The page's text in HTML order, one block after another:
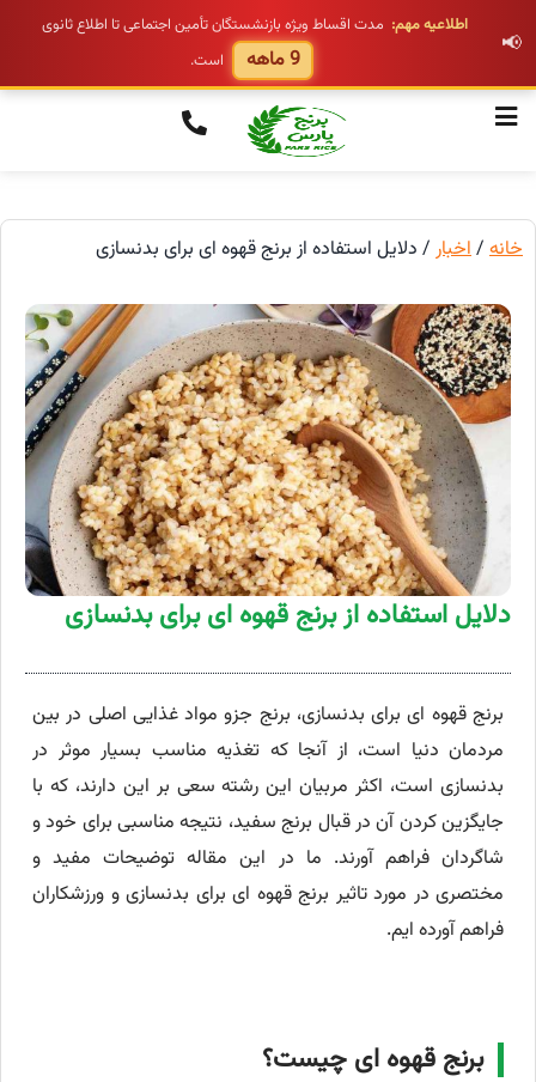
📢
اطلاعیه مهم: مدت اقساط ویژه بازنشستگان تأمین اجتماعی تا اطلاع ثانوی
9 ماهه است.
خانه /اخبار / دلایل استفاده از برنج قهوه ای برای بدنسازی
دلایل استفاده از برنج قهوه ای برای بدنسازی
برنج قهوه ای برای بدنسازی، برنج جزو مواد غذایی اصلی در بین
مردمان دنیا است، از آنجا که تغذیه مناسب بسیار موثر در
بدنسازی است، اکثر مربیان این رشته سعی بر این دارند، که با
جایگزین کردن آن در قبال برنج سفید، نتیجه مناسبی برای خود و
شاگردان فراهم آورند. ما در این مقاله توضیحات مفید و
مختصری در مورد تاثیر برنج قهوه ای برای بدنسازی و ورزشکاران
فراهم آورده ایم.
برنج قهوه ای چیست؟